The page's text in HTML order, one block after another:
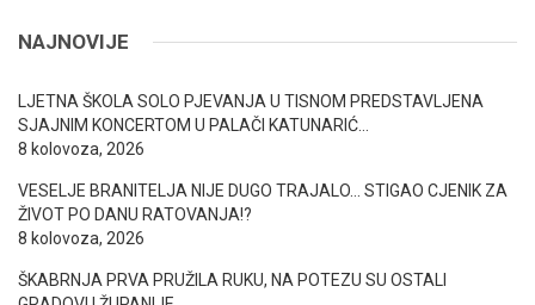
NAJNOVIJE
LJETNA ŠKOLA SOLO PJEVANJA U TISNOM PREDSTAVLJENA
SJAJNIM KONCERTOM U PALAČI KATUNARIĆ…
8 kolovoza, 2026
VESELJE BRANITELJA NIJE DUGO TRAJALO… STIGAO CJENIK ZA
ŽIVOT PO DANU RATOVANJA!?
8 kolovoza, 2026
ŠKABRNJA PRVA PRUŽILA RUKU, NA POTEZU SU OSTALI